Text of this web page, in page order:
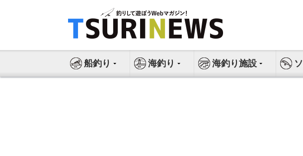
ス
船釣り 海釣り 海釣り施設